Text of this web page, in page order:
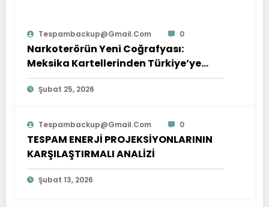
Tespambackup@gmail.com 0
Narkoterörün Yeni Coğrafyası:
Meksika Kartellerinden Türkiye’ye
Çıkarılan Dersler
Şubat 25, 2026
Tespambackup@gmail.com 0
TESPAM ENERJİ PROJEKSİYONLARININ
KARŞILAŞTIRMALI ANALİZİ
Şubat 13, 2026